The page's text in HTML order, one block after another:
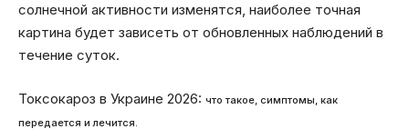
солнечной активности изменятся, наиболее точная
картина будет зависеть от обновленных наблюдений в
течение суток.
Токсокароз в Украине 2026: что такое, симптомы, как
передается и лечится.